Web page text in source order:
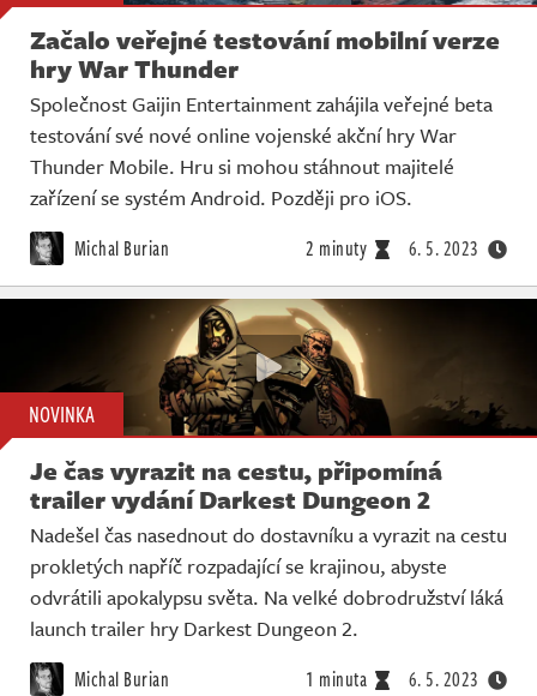
Začalo veřejné testování mobilní verze
hry War Thunder
Společnost Gaijin Entertainment zahájila veřejné beta
testování své nové online vojenské akční hry War
Thunder Mobile. Hru si mohou stáhnout majitelé
zařízení se systém Android. Později pro iOS.
Michal Burian 2 minuty 6. 5. 2023
NOVINKA
Je čas vyrazit na cestu, připomíná
trailer vydání Darkest Dungeon 2
Nadešel čas nasednout do dostavníku a vyrazit na cestu
prokletých napříč rozpadající se krajinou, abyste
odvrátili apokalypsu světa. Na velké dobrodružství láká
launch trailer hry Darkest Dungeon 2.
Michal Burian 1 minuta 6. 5. 2023